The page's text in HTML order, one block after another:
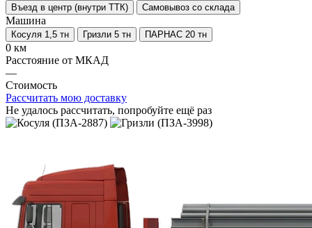
Въезд в центр (внутри ТТК) Самовывоз со склада
Машина
Косуля 1,5 тн Гризли 5 тн ПАРНАС 20 тн
0 км
Расстояние от МКАД
—
Стоимость
Рассчитать мою доставку
Не удалось рассчитать, попробуйте ещё раз